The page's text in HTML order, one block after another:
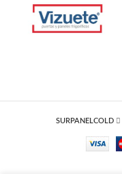
SURPANELCOLD